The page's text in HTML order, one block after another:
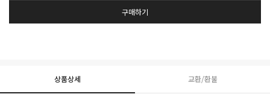
구매하기
상품상세 교환/환불